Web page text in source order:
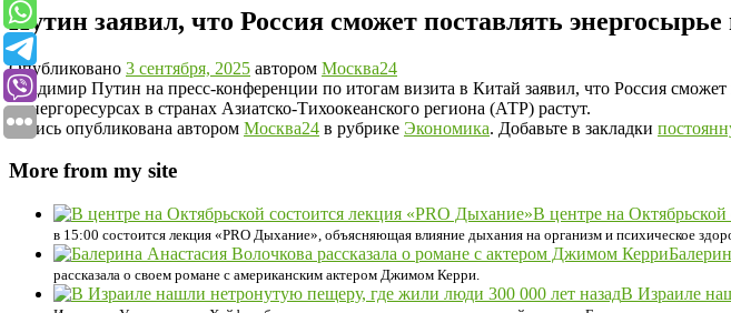
Путин заявил, что Россия сможет поставлять
Опубликовано 3 сентября, 2025 автором Москва24
Владимир Путин на пресс-конференции по итогам визита в Китай заявил, что Россия
в энергоресурсах в странах Азиатско-Тихоокеанского региона (АТР) растут.
Запись опубликована автором Москва24 в рубрике Экономика. Добавьте в закладки
More from my site
В центре на
в 15:00 состоится лекция «PRO Дыхание», объясняющая влияние дыхания на организм и психическое
рассказала о своем романе с американским актером Джимом Керри.
В Израиле